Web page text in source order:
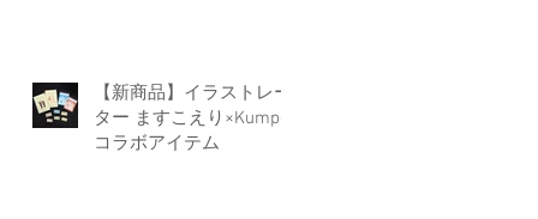
【新商品】イラストレー
ター ますこえり×Kumpel
コラボアイテム